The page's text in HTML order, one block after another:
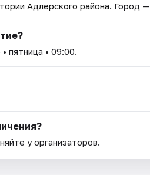
Адлерского района. Город
• пятница • 09:00.
у организаторов.